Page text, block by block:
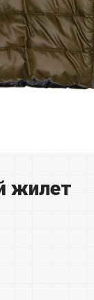
жилет